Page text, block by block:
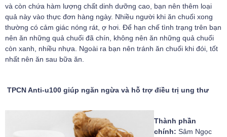
và còn chứa hàm lượng chất dinh dưỡng cao, bạn nên thêm loại
quả này vào thực đơn hàng ngày. Nhiều người khi ăn chuối xong
thường có cảm giác nóng rát, ợ hơi. Để hạn chế tình trạng trên bạn
nên ăn những quả chuối đã chín, không nên ăn những quả chuối
còn xanh, nhiều nhựa. Ngoài ra bạn nên tránh ăn chuối khi đói, tốt
nhất nên ăn sau bữa ăn.
TPCN Anti-u100 giúp ngăn ngừa và hỗ trợ điều trị ung thư
Thành phần
chính: Sâm Ngọc